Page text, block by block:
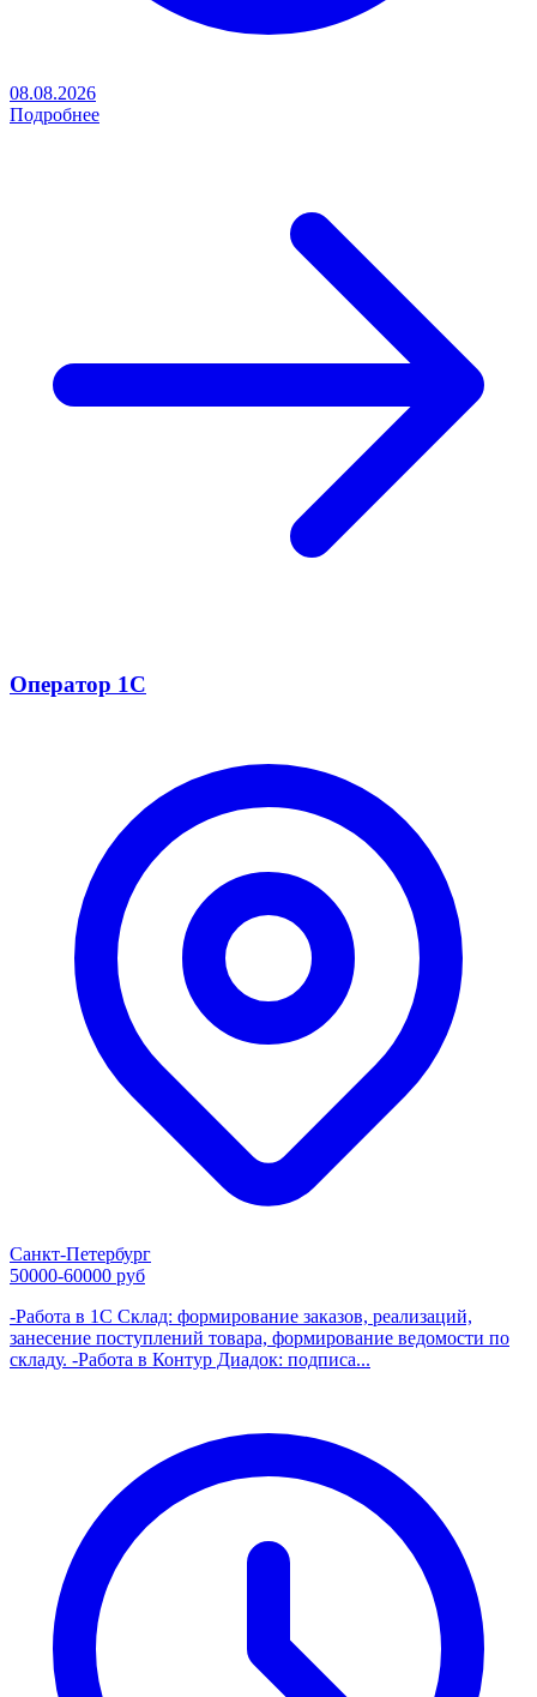
08.08.2026
Подробнее
Оператор 1С
Санкт-Петербург
50000-60000 руб
-Работа в 1С Склад: формирование заказов, реализаций,
занесение поступлений товара, формирование ведомости по
складу. -Работа в Контур Диадок: подписа...